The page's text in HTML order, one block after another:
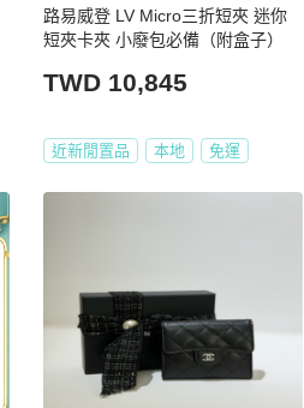
路易威登 LV Micro三折短夾 迷你
短夾卡夾 小廢包必備（附盒子）
TWD 10,845
近新閒置品 本地 免運